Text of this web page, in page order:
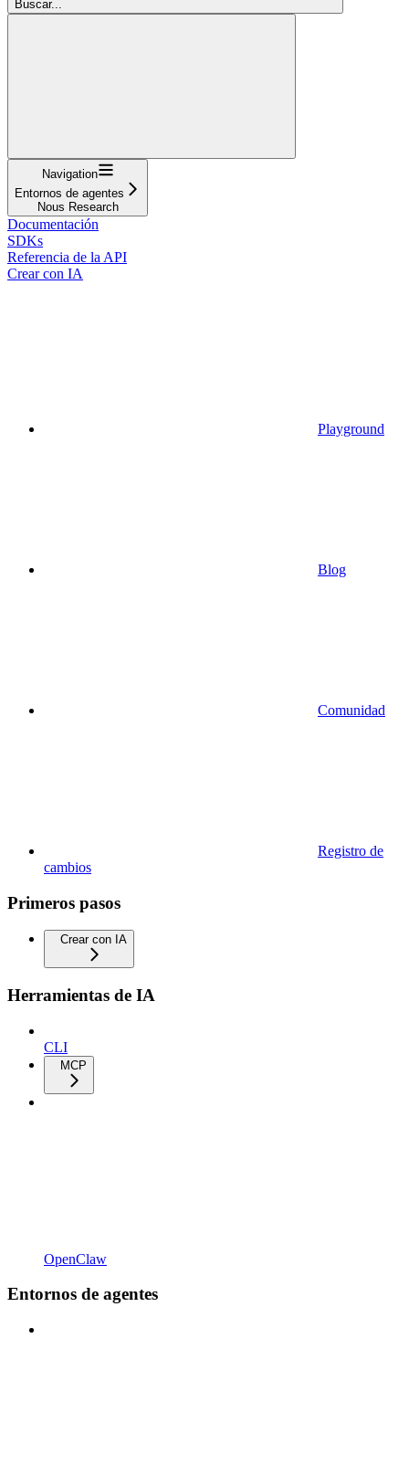
Buscar...
Navigation
Entornos de agentes
Nous Research
Documentación
SDKs
Referencia de la API
Crear con IA
Playground
Blog
Comunidad
Registro de
cambios
Primeros pasos
Crear con IA
Herramientas de IA
CLI
MCP
OpenClaw
Entornos de agentes